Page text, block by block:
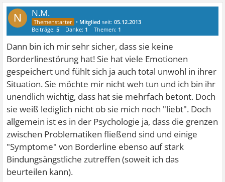
N N.M.
• Mitglied seit:05.12.2013
Beiträge:5 Danke: 1 Themen: 1
Dann bin ich mir sehr sicher, dass sie keine
Borderlinestörung hat! Sie hat viele Emotionen
gespeichert und fühlt sich ja auch total unwohl in ihrer
Situation. Sie möchte mir nicht weh tun und ich bin ihr
unendlich wichtig, dass hat sie mehrfach betont. Doch
sie weiß lediglich nicht ob sie mich noch "liebt". Doch
allgemein ist es in der Psychologie ja, dass die grenzen
zwischen Problematiken fließend sind und einige
"Symptome" von Borderline ebenso auf stark
Bindungsängstliche zutreffen (soweit ich das
beurteilen kann).